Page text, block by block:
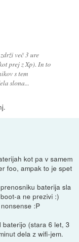
več 3 ure
prej z Xp). In to
s tem
slona...
kot pa v samem
foo, ampak to je spet
baterija sla
a ne prezivi :)
:P
baterijo (stara 6 let, 3
dela z wifi-jem.